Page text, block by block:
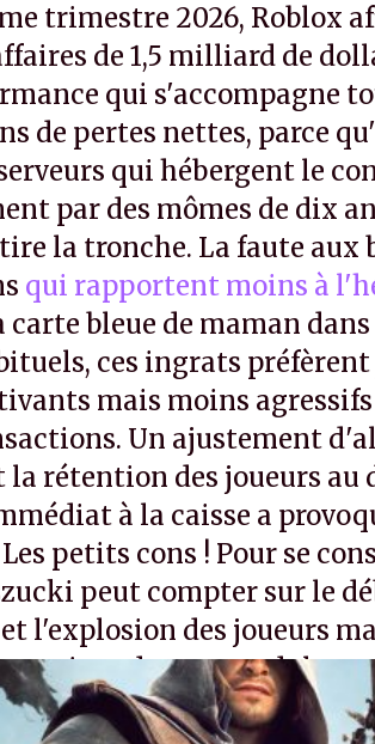
trimestre 2026, Roblox
de 1,5 milliard de
qui s'accompagne
de pertes nettes, parce
qui hébergent le
par des mômes de dix
la tronche. La faute aux
qui rapportent moins à
carte bleue de maman dans
ces ingrats préfèrent
mais moins agressifs
Un ajustement
la rétention des joueurs au
à la caisse a
petits cons ! Pour se
peut compter sur le
l'explosion des joueurs
donc aux adultes,
des enfants avec du